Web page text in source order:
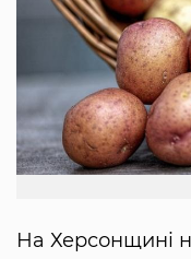
На Херсонщині